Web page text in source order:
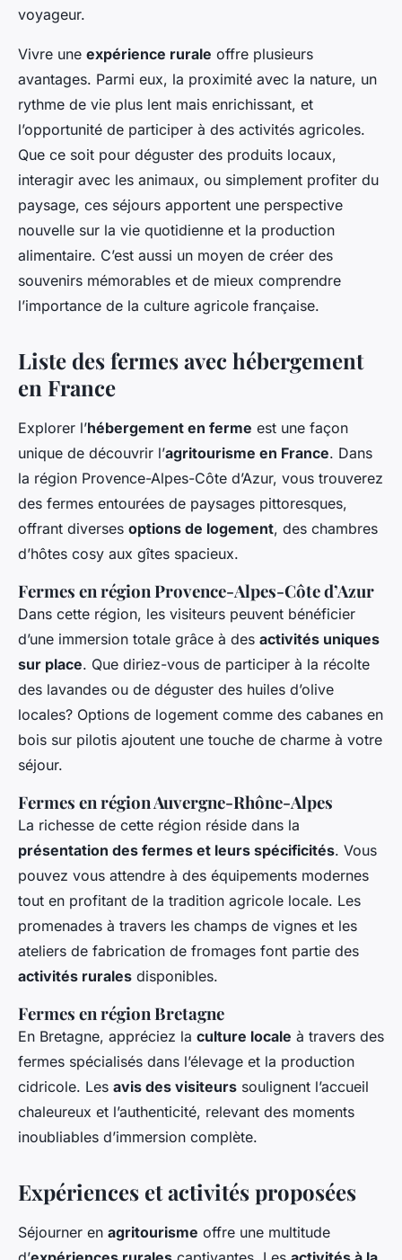
voyageur.
Vivre une expérience rurale offre plusieurs
avantages. Parmi eux, la proximité avec la nature, un
rythme de vie plus lent mais enrichissant, et
l’opportunité de participer à des activités agricoles.
Que ce soit pour déguster des produits locaux,
interagir avec les animaux, ou simplement profiter du
paysage, ces séjours apportent une perspective
nouvelle sur la vie quotidienne et la production
alimentaire. C’est aussi un moyen de créer des
souvenirs mémorables et de mieux comprendre
l’importance de la culture agricole française.
Liste des fermes avec hébergement
en France
Explorer l’hébergement en ferme est une façon
unique de découvrir l’agritourisme en France. Dans
la région Provence-Alpes-Côte d’Azur, vous trouverez
des fermes entourées de paysages pittoresques,
offrant diverses options de logement, des chambres
d’hôtes cosy aux gîtes spacieux.
Fermes en région Provence-Alpes-Côte d’Azur
Dans cette région, les visiteurs peuvent bénéficier
d’une immersion totale grâce à des activités uniques
sur place. Que diriez-vous de participer à la récolte
des lavandes ou de déguster des huiles d’olive
locales? Options de logement comme des cabanes en
bois sur pilotis ajoutent une touche de charme à votre
séjour.
Fermes en région Auvergne-Rhône-Alpes
La richesse de cette région réside dans la
présentation des fermes et leurs spécificités. Vous
pouvez vous attendre à des équipements modernes
tout en profitant de la tradition agricole locale. Les
promenades à travers les champs de vignes et les
ateliers de fabrication de fromages font partie des
activités rurales disponibles.
Fermes en région Bretagne
En Bretagne, appréciez la culture locale à travers des
fermes spécialisés dans l’élevage et la production
cidricole. Les avis des visiteurs soulignent l’accueil
chaleureux et l’authenticité, relevant des moments
inoubliables d’immersion complète.
Expériences et activités proposées
Séjourner en agritourisme offre une multitude